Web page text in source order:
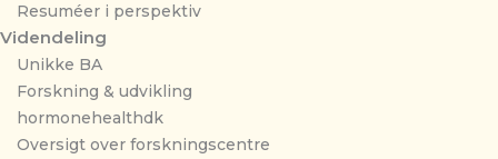
Resuméer i perspektiv
Videndeling
Unikke BA
Forskning & udvikling
hormonehealthdk
Oversigt over forskningscentre